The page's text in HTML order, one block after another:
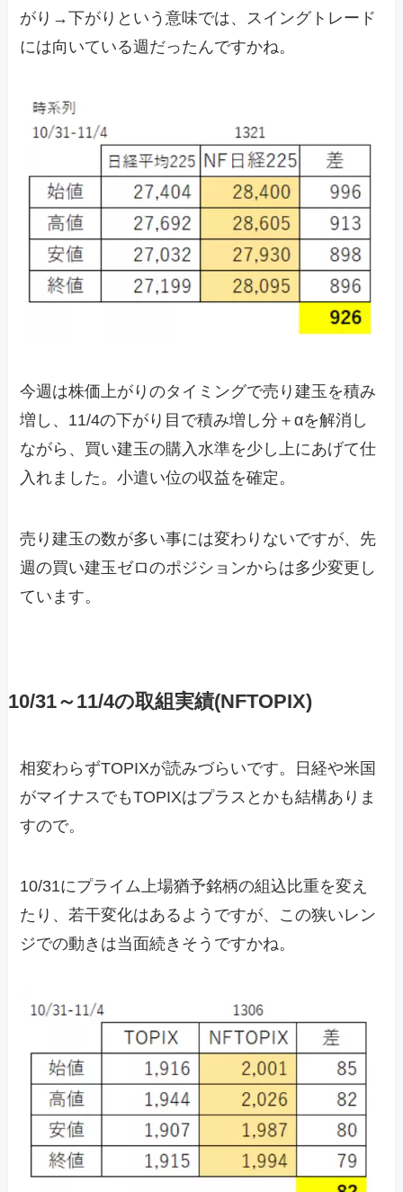
がり→下がりという意味では、スイングトレード
には向いている週だったんですかね。
今週は株価上がりのタイミングで売り建玉を積み
増し、11/4の下がり目で積み増し分＋αを解消し
ながら、買い建玉の購入水準を少し上にあげて仕
入れました。小遣い位の収益を確定。
売り建玉の数が多い事には変わりないですが、先
週の買い建玉ゼロのポジションからは多少変更し
ています。
10/31～11/4の取組実績(NFTOPIX)
相変わらずTOPIXが読みづらいです。日経や米国
がマイナスでもTOPIXはプラスとかも結構ありま
すので。
10/31にプライム上場猶予銘柄の組込比重を変え
たり、若干変化はあるようですが、この狭いレン
ジでの動きは当面続きそうですかね。